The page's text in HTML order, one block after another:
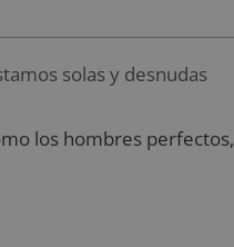
solas y desnudas
los hombres perfectos,